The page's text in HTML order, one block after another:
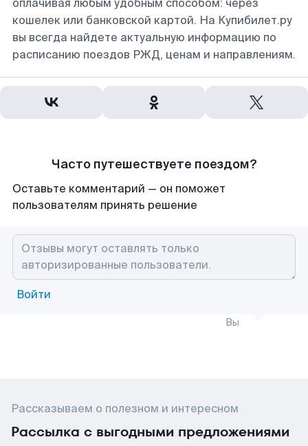
оплачивая любым удобным способом: через
кошелек или банковской картой. На Купибилет.ру
вы всегда найдете актуальную информацию по
расписанию поездов РЖД, ценам и направлениям.
Часто путешествуете поездом?
Оставьте комментарий — он поможет
пользователям принять решение
Войти
Вы
Рассказываем о полезном и интересном
Рассылка с выгодными предложениями